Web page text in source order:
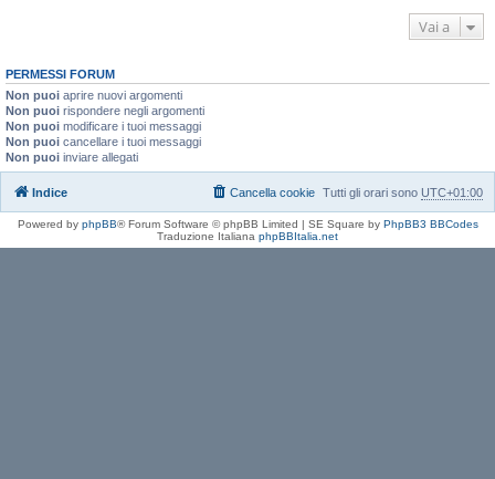
Vai a
PERMESSI FORUM
Non puoi aprire nuovi argomenti
Non puoi rispondere negli argomenti
Non puoi modificare i tuoi messaggi
Non puoi cancellare i tuoi messaggi
Non puoi inviare allegati
Indice Tutti gli orari sono UTC+01:00
Cancella cookie
Powered by phpBB® Forum Software © phpBB Limited | SE Square by PhpBB3 BBCodes
Traduzione Italiana phpBBItalia.net